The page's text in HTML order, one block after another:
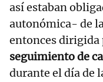
así estaban
autonómica- de
entonces dirigida
seguimiento de
durante el día de